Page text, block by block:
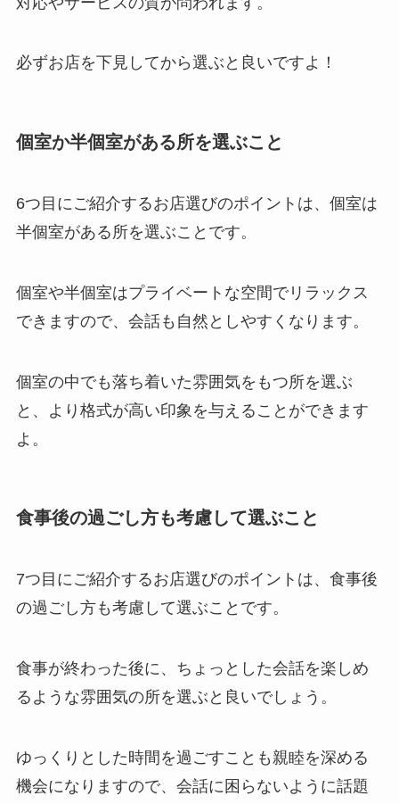
必ずお店を下見してから選ぶと良いですよ！
個室か半個室がある所を選ぶこと
6つ目にご紹介するお店選びのポイントは、個室は
半個室がある所を選ぶことです。
個室や半個室はプライベートな空間でリラックス
できますので、会話も自然としやすくなります。
個室の中でも落ち着いた雰囲気をもつ所を選ぶ
と、より格式が高い印象を与えることができます
よ。
食事後の過ごし方も考慮して選ぶこと
7つ目にご紹介するお店選びのポイントは、食事後
の過ごし方も考慮して選ぶことです。
食事が終わった後に、ちょっとした会話を楽しめ
るような雰囲気の所を選ぶと良いでしょう。
ゆっくりとした時間を過ごすことも親睦を深める
機会になりますので、会話に困らないように話題